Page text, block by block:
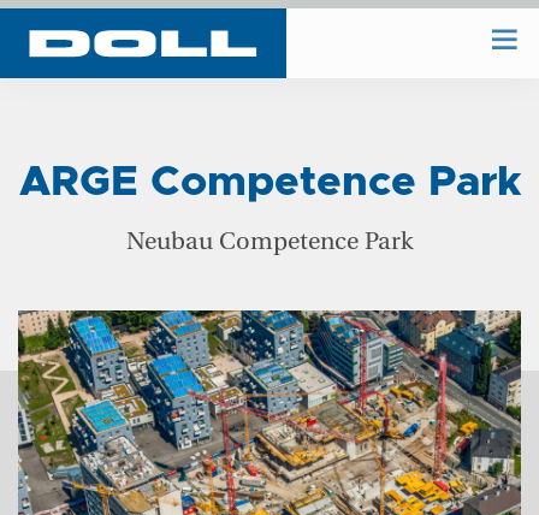
WIR PLANEN
UNTERNEHMEN
REFERENZEN
ARGE Competence Park
Neubau Competence Park